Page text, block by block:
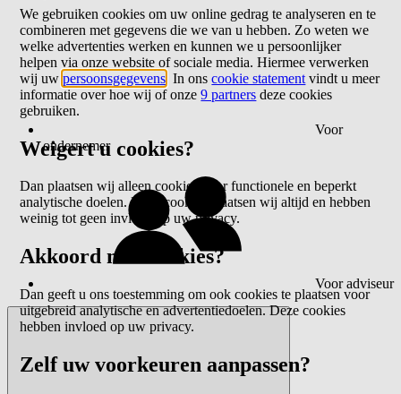
Voor
ondernemer
Voor adviseur
We gebruiken cookies om uw online gedrag te analyseren en te
combineren met gegevens die we van u hebben. Zo weten we
welke advertenties werken en kunnen we u persoonlijker
helpen via onze website of sociale media. Hiermee verwerken
wij uwpersoonsgegevens . In onscookie statement vindt u meer
informatie over hoe wij of onze9 partners deze cookies
gebruiken.
Weigert u cookies?
Dan plaatsen wij alleen cookies voor functionele en beperkt
analytische doelen. Deze cookies plaatsen wij altijd en hebben
weinig tot geen invloed op uw privacy.
Akkoord met cookies?
Dan geeft u ons toestemming om ook cookies te plaatsen voor
uitgebreid analytische en advertentiedoelen. Deze cookies
hebben invloed op uw privacy.
Zelf uw voorkeuren aanpassen?